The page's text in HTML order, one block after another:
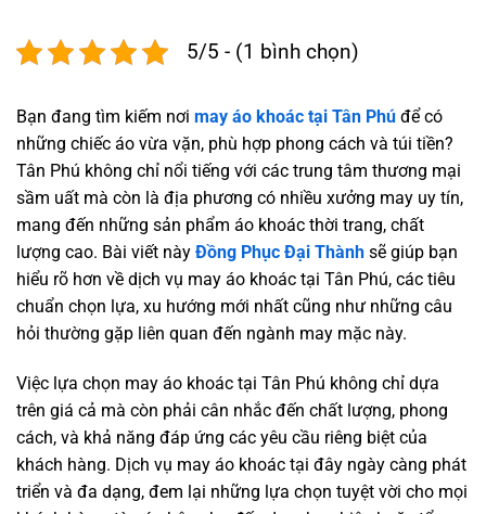
5/5 - (1 bình chọn)
Bạn đang tìm kiếm nơi may áo khoác tại Tân Phú để có
những chiếc áo vừa vặn, phù hợp phong cách và túi tiền?
Tân Phú không chỉ nổi tiếng với các trung tâm thương mại
sầm uất mà còn là địa phương có nhiều xưởng may uy tín,
mang đến những sản phẩm áo khoác thời trang, chất
lượng cao. Bài viết này Đồng Phục Đại Thành sẽ giúp bạn
hiểu rõ hơn về dịch vụ may áo khoác tại Tân Phú, các tiêu
chuẩn chọn lựa, xu hướng mới nhất cũng như những câu
hỏi thường gặp liên quan đến ngành may mặc này.
Việc lựa chọn may áo khoác tại Tân Phú không chỉ dựa
trên giá cả mà còn phải cân nhắc đến chất lượng, phong
cách, và khả năng đáp ứng các yêu cầu riêng biệt của
khách hàng. Dịch vụ may áo khoác tại đây ngày càng phát
triển và đa dạng, đem lại những lựa chọn tuyệt vời cho mọi